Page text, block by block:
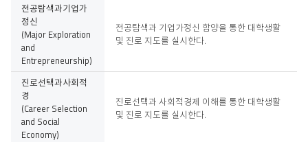
과
전공탐색과기업가
정신
(Major Exploration
and
Entrepreneurship)
전공탐색과 기업가정신 함양을 통한 대학생활
및 진로 지도를 실시한다.
진로선택과사회적
경
(Career Selection
and Social
Economy)
진로선택과 사회적경제 이해를 통한 대학생활
및 진로 지도를 실시한다.